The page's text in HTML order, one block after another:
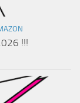
!!!